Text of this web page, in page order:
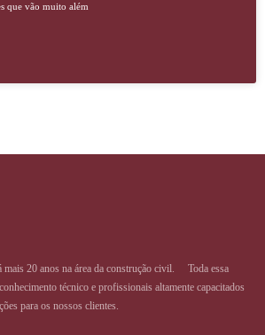
que vão muito além
mais 20 anos na área da construção civil. ⠀ Toda essa
técnico e profissionais altamente capacitados
para os nossos clientes.